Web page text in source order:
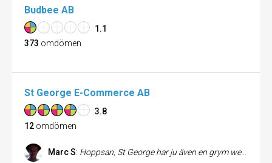
Budbee AB
1.1
373 omdömen
St George E-Commerce AB
3.8
12 omdömen
Marc S: Hoppsan, St George har ju även en grym webbutik. Bra om man vill scanna marknaden lite först eller vet exakt vad man vill ha, då slipper man springa runt. Många produkter och mycket information. Att rekommendera!